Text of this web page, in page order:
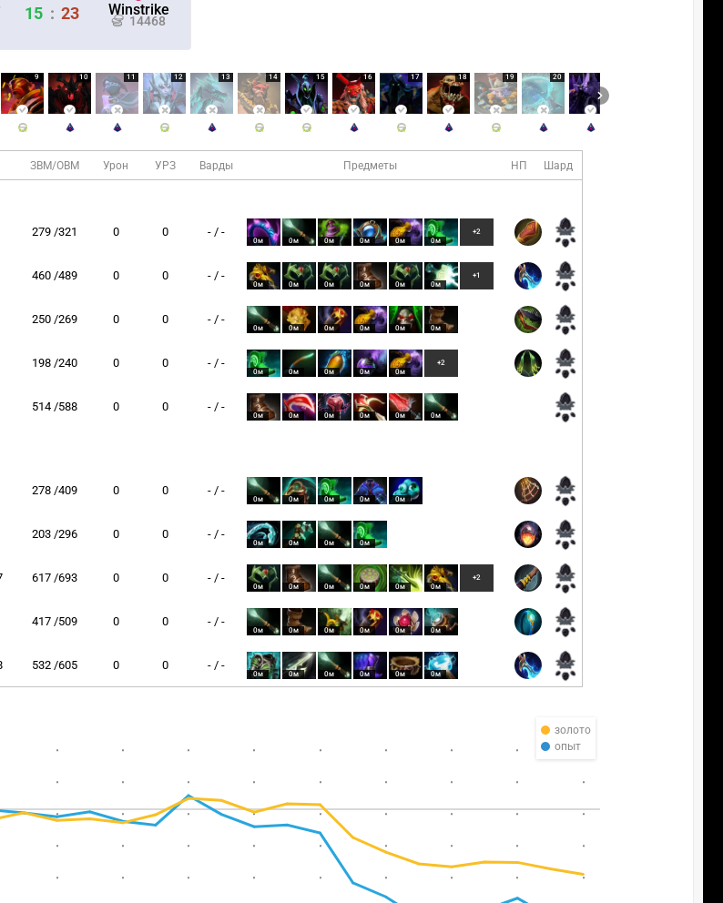
Winstrike
14468
15 : 23
9 10 11 12 13 14 15 16 17 18 19 20
ЗВМ/ОВМ Урон УРЗ Варды Предметы НП Шард
279 /321 0 0 - / -
0м 0м 0м 0м 0м 0м
+2
460 /489 0 0 - / -
0м 0м 0м 0м 0м 0м
+1
250 /269 0 0 - / -
0м 0м 0м 0м 0м 0м
198 /240 0 0 - / -
0м 0м 0м 0м 0м
+2
514 /588 0 0 - / -
0м 0м 0м 0м 0м 0м
278 /409 0 0 - / -
0м 0м 0м 0м 0м
203 /296 0 0 - / -
0м 0м 0м 0м
617 /693 0 0 - / -
0м 0м 0м 0м 0м 0м
+2
417 /509 0 0 - / -
0м 0м 0м 0м 0м 0м
532 /605 0 0 - / -
0м 0м 0м 0м 0м 0м
золото
опыт